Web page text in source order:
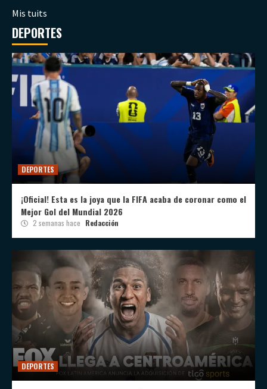
Mis tuits
DEPORTES
DEPORTES
¡Oficial! Esta es la joya que la FIFA acaba de coronar como el
Mejor Gol del Mundial 2026
2 semanas hace Redacción
DEPORTES